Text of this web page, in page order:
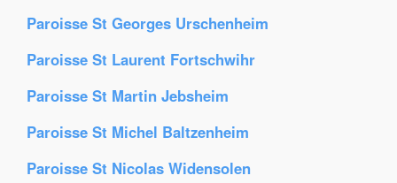
Paroisse St Georges Urschenheim
Paroisse St Laurent Fortschwihr
Paroisse St Martin Jebsheim
Paroisse St Michel Baltzenheim
Paroisse St Nicolas Widensolen